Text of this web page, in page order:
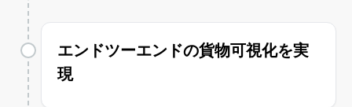
エンドツーエンドの貨物可視化を実
現